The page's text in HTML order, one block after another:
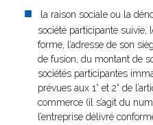
la raison sociale ou la
société participante suivie,
forme, l’adresse de son
de fusion, du montant de
sociétés participantes
prévues aux 1° et 2° de
commerce (il s’agit du
l’entreprise délivré